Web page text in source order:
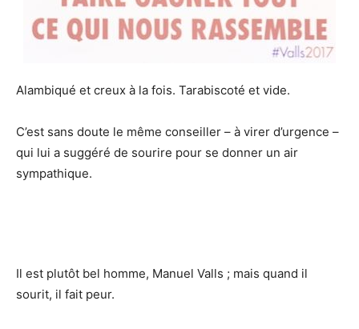
Alambiqué et creux à la fois. Tarabiscoté et vide.
C’est sans doute le même conseiller – à virer d’urgence –
qui lui a suggéré de sourire pour se donner un air
sympathique.
Il est plutôt bel homme, Manuel Valls ; mais quand il
sourit, il fait peur.